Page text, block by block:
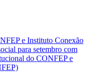
e Instituto Conexão
para setembro com
do CONFEP e